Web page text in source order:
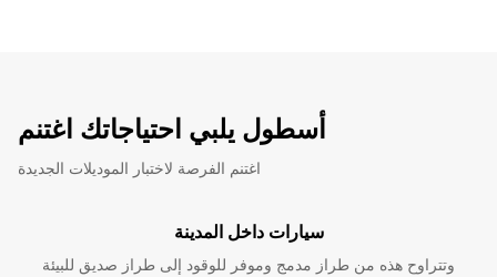
أسطول يلبي احتياجاتك اغتنم
اغتنم الفرصة لاختبار الموديلات الجديدة
سيارات داخل المدينة
وتتراوح هذه من طراز مدمج وموفر للوقود إلى طراز صديق للبيئة